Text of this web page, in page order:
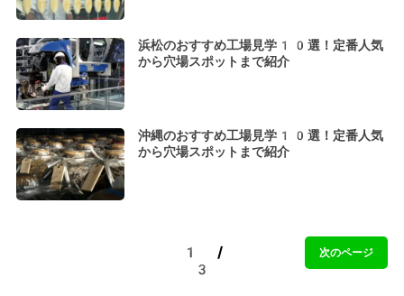
浜松のおすすめ工場見学10選！定番人気
から穴場スポットまで紹介
沖縄のおすすめ工場見学10選！定番人気
から穴場スポットまで紹介
1 /
3
次のページ